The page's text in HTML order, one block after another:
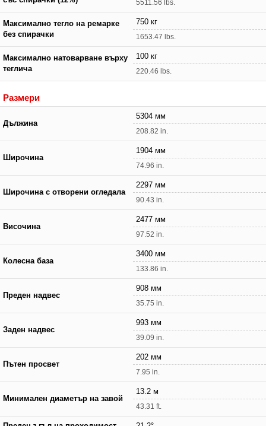
5511.56 lbs.
Максимално тегло на ремарке
без спирачки
750 кг
1653.47 lbs.
Максимално натоварване върху
теглича
100 кг
220.46 lbs.
Размери
Дължина
5304 мм
208.82 in.
Широчина
1904 мм
74.96 in.
Широчина с отворени огледала
2297 мм
90.43 in.
Височина
2477 мм
97.52 in.
Колесна база
3400 мм
133.86 in.
Преден надвес
908 мм
35.75 in.
Заден надвес
993 мм
39.09 in.
Пътен просвет
202 мм
7.95 in.
Минимален диаметър на завой
13.2 м
43.31 ft.